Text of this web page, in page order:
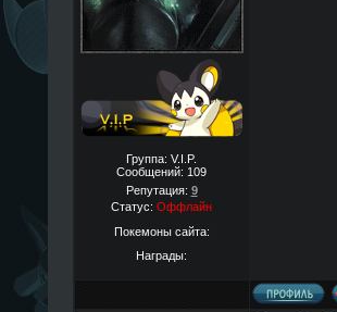
Группа: V.I.P.
Сообщений: 109
Репутация: 9
Статус: Оффлайн
Покемоны сайта:
Награды: